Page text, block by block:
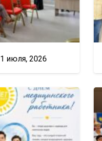
1 июля, 2026